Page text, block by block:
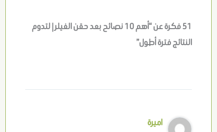
51 فكرة عن “أهم 10 نصائح بعد حقن الفيلر | لتدوم
النتائج فترة أطول”
اميرة